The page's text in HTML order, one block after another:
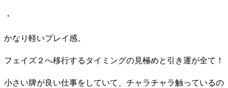
・
かなり軽いプレイ感。
フェイズ２へ移行するタイミングの見極めと引き運が全て！
小さい牌が良い仕事をしていて、チャラチャラ触っているの